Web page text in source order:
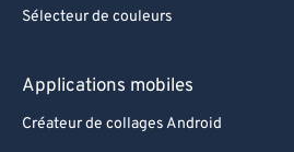
Sélecteur de couleurs
Applications mobiles
Créateur de collages Android